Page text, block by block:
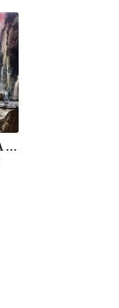
Gloom of Kilforth: A Fantasy Quest Game